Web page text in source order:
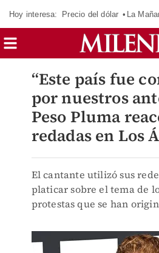
Hoy interesa: Precio del dólar La
“Este país fue
por nuestros
Peso Pluma
redadas en Los
El cantante utilizó sus
platicar sobre el tema de
protestas que se han